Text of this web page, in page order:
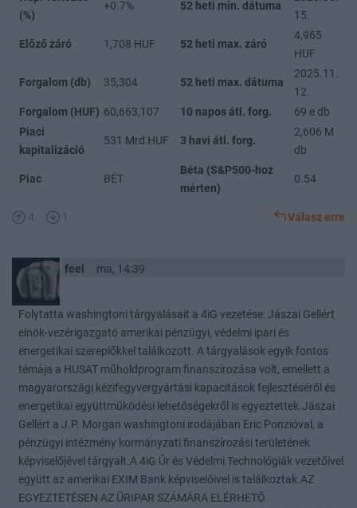
(%)
+0.7% 52 heti min. dátuma
15.
Előző záró 1,708 HUF 52 heti max. záró
4,965
HUF
Forgalom (db) 35,304 52 heti max. dátuma
2025.11.
12.
Forgalom (HUF) 60,663,107 10 napos átl. forg.
69 e db
Piaci
kapitalizáció
531 Mrd HUF 3 havi átl. forg.
2,606 M
db
Piac BÉT
Béta (S&P500-hoz
mérten)
0.54
4 1 Válasz erre
feel ma, 14:39
Folytatta washingtoni tárgyalásait a 4iG vezetése: Jászai Gellért
elnök-vezérigazgató amerikai pénzügyi, védelmi ipari és
energetikai szereplőkkel találkozott. A tárgyalások egyik fontos
témája a HUSAT műholdprogram finanszírozása volt, emellett a
magyarországi kézifegyvergyártási kapacitások fejlesztéséről és
energetikai együttműködési lehetőségekről is egyeztettek.Jászai
Gellért a J.P. Morgan washingtoni irodájában Eric Ponzióval, a
pénzügyi intézmény kormányzati finanszírozási területének
képviselőjével tárgyalt.A 4iG Űr és Védelmi Technológiák vezetőivel
együtt az amerikai EXIM Bank képviselőivel is találkoztak.AZ
EGYEZTETÉSEN AZ ŰRIPAR SZÁMÁRA ELÉRHETŐ